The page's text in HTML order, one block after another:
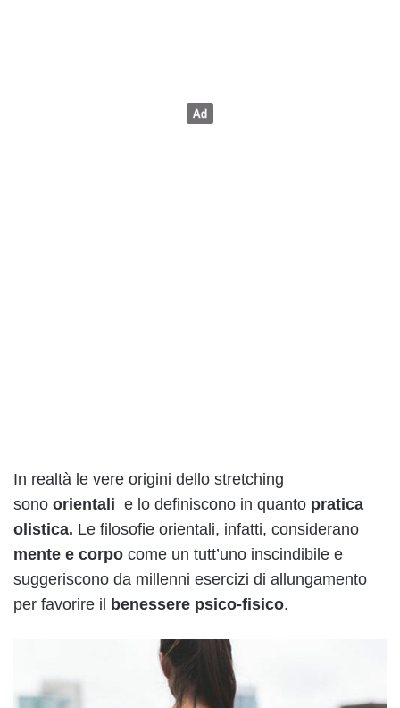
In realtà le vere origini dello stretching
sono orientali e lo definiscono in quanto pratica
olistica. Le filosofie orientali, infatti, considerano
mente e corpo come un tutt’uno inscindibile e
suggeriscono da millenni esercizi di allungamento
per favorire il
benessere psico-fisico.